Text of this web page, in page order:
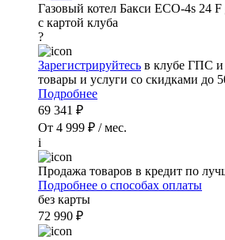
Газовый котел Бакси ECO-4s 24
с картой клуба
?
Зарегистрируйтесь в клубе ГПС и
товары и услуги со скидками до
Подробнее
69 341 ₽
От 4 999 ₽ / мес.
i
Продажа товаров в кредит по
Подробнее о способах оплаты
без карты
72 990 ₽